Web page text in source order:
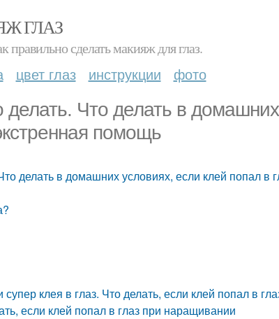
ГЛАЗ
сделать макияж для глаз.
цвет глаз инструкции фото
делать. Что делать в
помощь
делать в домашних условиях, если клей попал в
клея в глаз. Что делать, если клей попал в
если клей попал в глаз при наращивании